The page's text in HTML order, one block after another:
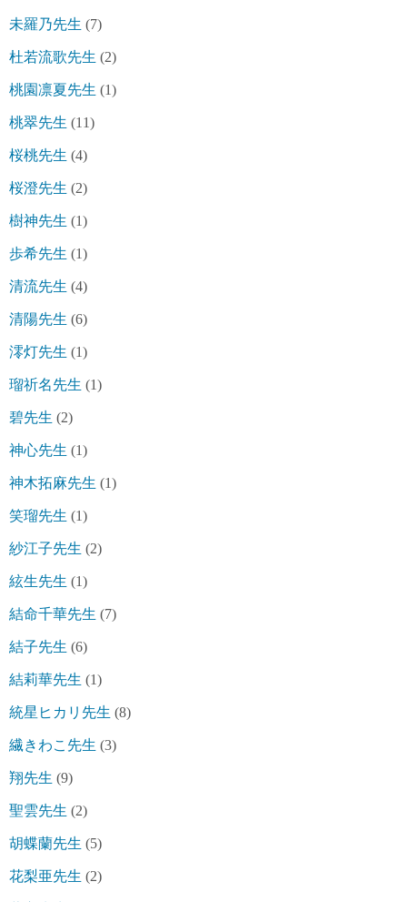
未羅乃先生 (7)
杜若流歌先生 (2)
桃園凛夏先生 (1)
桃翠先生 (11)
桜桃先生 (4)
桜澄先生 (2)
樹神先生 (1)
歩希先生 (1)
清流先生 (4)
清陽先生 (6)
澪灯先生 (1)
瑠祈名先生 (1)
碧先生 (2)
神心先生 (1)
神木拓麻先生 (1)
笑瑠先生 (1)
紗江子先生 (2)
絃生先生 (1)
結命千華先生 (7)
結子先生 (6)
結莉華先生 (1)
統星ヒカリ先生 (8)
繊きわこ先生 (3)
翔先生 (9)
聖雲先生 (2)
胡蝶蘭先生 (5)
花梨亜先生 (2)